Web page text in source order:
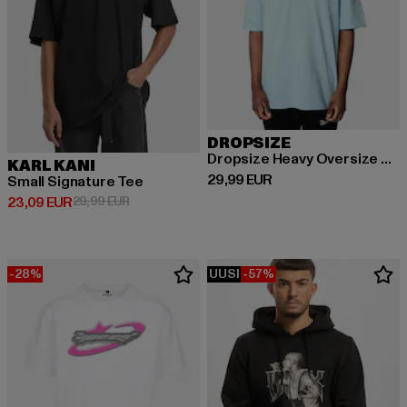
KARL KANI
Small Signature Tee
23,09 EUR
Ajankohtainen hinta: 23,09 EUR
29,99 EURKampanjahinta: 29,99 EUR
DROPSIZE
Dropsize Heavy Oversize Backprint T-Shirt
29,99 EUR
Ajankohtainen hinta: 29,99 EUR
-28% UUSI -57%